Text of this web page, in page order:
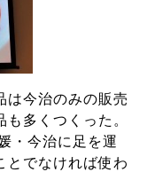
は今治のみの販売
多くつくった。
・今治に足を運
とでなければ使わ